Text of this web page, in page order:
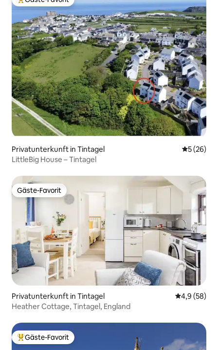
Beliebter Gäste-Favorit.
Privatunterkunft in Tintagel
5 (26)
LittleBig House – Tintagel
Gäste-Favorit
Gäste-Favorit
Privatunterkunft in Tintagel
4,9 (58)
Heather Cottage, Tintagel, England
Beliebter Gäste-Favorit.
Gäste-Favorit